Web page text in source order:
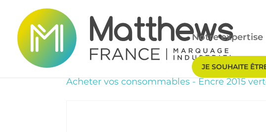
Notre expertise
JE SOUHAITE
Acheter vos consommables-Encre 2015